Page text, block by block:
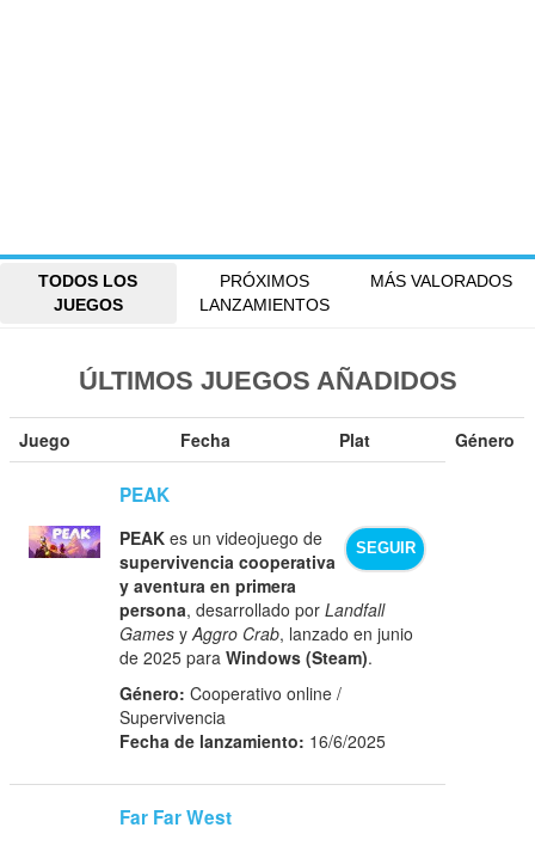
TODOS LOS
JUEGOS
PRÓXIMOS
LANZAMIENTOS
MÁS VALORADOS
ÚLTIMOS JUEGOS AÑADIDOS
Juego Fecha Plat Género
PEAK
SEGUIR
PEAK es un videojuego de
supervivencia cooperativa
y aventura en primera
persona, desarrollado porLandfall
Games yAggro Crab, lanzado en junio
de 2025 paraWindows (Steam).
Género: Cooperativo online /
Supervivencia
Fecha de lanzamiento: 16/6/2025
Far Far West